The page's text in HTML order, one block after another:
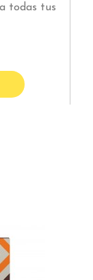
todas tus